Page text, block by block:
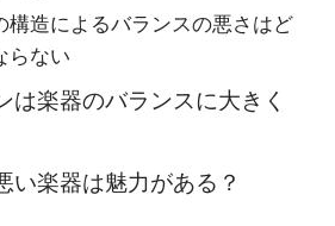
構造によるバランスの悪さはど
らない
は楽器のバランスに大きく
い楽器は魅力がある？